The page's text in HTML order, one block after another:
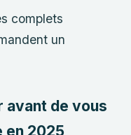
complets
un
avant de vous
en 2025